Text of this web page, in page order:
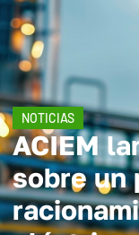
NOTICIAS
ACIEM
sobre un